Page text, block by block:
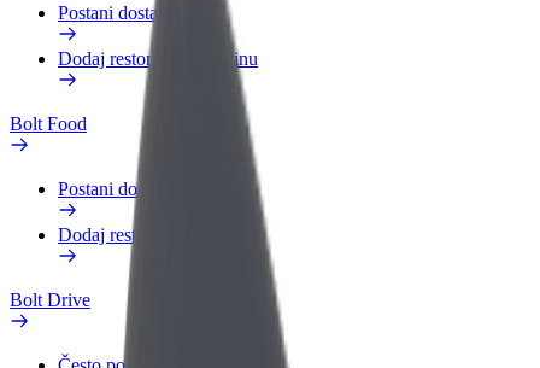
Postani dostavljač
Dodaj restoran ili trgovinu
Bolt Food
Postani dostavljač
Dodaj restoran ili trgovinu
Bolt Drive